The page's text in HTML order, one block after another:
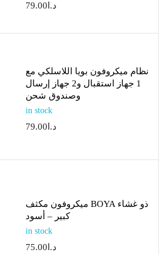
د.ا 79.00
نظام ميكروفون بويا اللاسلكي مع
1 جهاز استقبال و2 جهاز إرسال
وصندوق شحن
in stock
د.ا79.00
ميكروفون مكثف BOYA ذو غشاء
كبير – أسود
in stock
د.ا 75.00